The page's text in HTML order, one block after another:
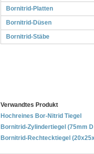
Bornitrid-Platten
Bornitrid-Düsen
Bornitrid-Stäbe
Verwandtes Produkt
Hochreines Bor-Nitrid Tiegel
Bornitrid-Zylindertiegel (75mm
Bornitrid-Rechtecktiegel